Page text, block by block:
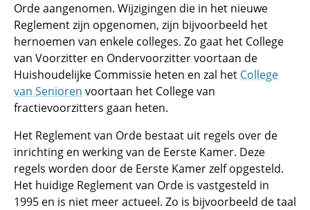
Orde aangenomen. Wijzigingen die in het nieuwe
Reglement zijn opgenomen, zijn bijvoorbeeld het
hernoemen van enkele colleges. Zo gaat het College
van Voorzitter en Ondervoorzitter voortaan de
Huishoudelijke Commissie heten en zal het College
van Senioren voortaan het College van
fractievoorzitters gaan heten.
Het Reglement van Orde bestaat uit regels over de
inrichting en werking van de Eerste Kamer. Deze
regels worden door de Eerste Kamer zelf opgesteld.
Het huidige Reglement van Orde is vastgesteld in
1995 en is niet meer actueel. Zo is bijvoorbeeld de taal